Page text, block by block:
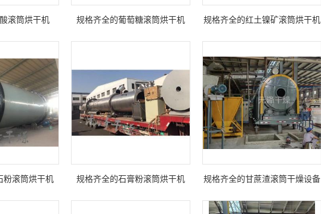
滚筒烘干机 规格齐全的葡萄糖滚筒烘干机 规格齐全的红土镍矿滚筒烘干机
粉滚筒烘干机 规格齐全的石膏粉滚筒烘干机 规格齐全的甘蔗渣滚筒干燥设备